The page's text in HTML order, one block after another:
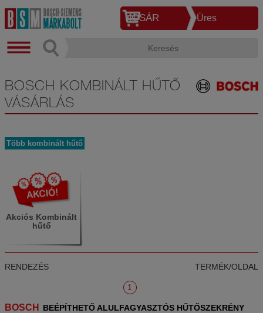
KOSÁR Üres
BOSCH KOMBINÁLT HŰTŐ
VÁSÁRLÁS
Több kombinált hűtő
Akciós Kombinált
hűtő
RENDEZÉS TERMÉK/OLDAL
1
BOSCH BEÉPÍTHETŐ ALULFAGYASZTÓS HŰTŐSZEKRÉNY